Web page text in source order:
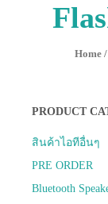
Home/
PRODUCT
สินค้าไอทีอื่นๆ
PRE ORDER
Bluetooth